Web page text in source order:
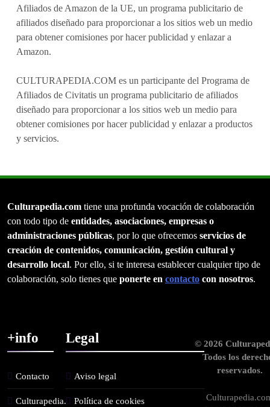
Afiliados de Amazon de la UE, un programa publicitario de
afiliados diseñado para proporcionar a los sitios web un medio
para obtener comisiones por hacer publicidad y enlazar a
Amazon.
CULTURAPEDIA.COM es un participante del Programa de
Afiliados de Civitatis un programa publicitario de afiliados
diseñado para proporcionar a los sitios web un medio para
obtener comisiones por hacer publicidad y enlazar a productos
y servicios.
Culturapedia.com tiene una profunda vocación de colaboración
con todo tipo de entidades, asociaciones, empresas o
administraciones públicas, por lo que ofrecemos servicios de
creación de contenidos, comunicación, gestión cultural y
desarrollo local. Por ello, si te interesa establecer cualquier tipo de
colaboración, solo tienes que ponerte en contacto con nosotros.
+info
Contacto
Culturapedia.
Legal
Aviso legal
Política de cookies
© 2026
Todos los
reservados.